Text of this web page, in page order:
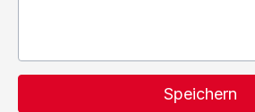
Speichern